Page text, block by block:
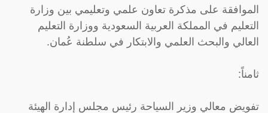
الموافقة على مذكرة تعاون علمي وتعليمي بين وزارة
التعليم في المملكة العربية السعودية ووزارة التعليم
العالي والبحث العلمي والابتكار في سلطنة عُمان.
ثامناً:
تفويض معالي وزير السياحة رئيس مجلس إدارة الهيئة